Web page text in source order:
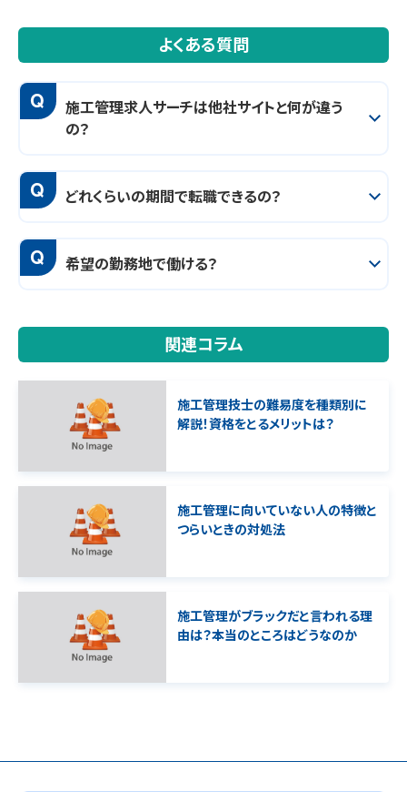
よくある質問
Q
施工管理求人サーチは他社サイトと何が違う
の？
Q どれくらいの期間で転職できるの？
Q 希望の勤務地で働ける？
関連コラム
施工管理技士の難易度を種類別に
解説！資格をとるメリットは？
施工管理に向いていない人の特徴と
つらいときの対処法
施工管理がブラックだと言われる理
由は？本当のところはどうなのか